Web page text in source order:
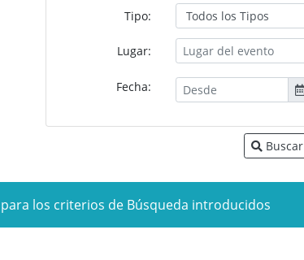
Tipo:
Lugar:
Fecha:
Buscar
los criterios de Búsqueda introducidos